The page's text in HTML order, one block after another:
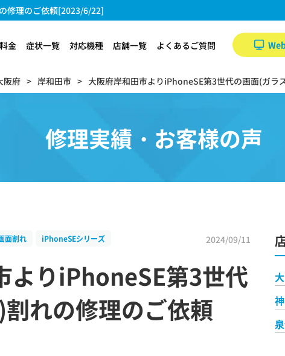
修理のご依頼[2023/6/22]
金 症状一覧 対応機種 店舗一覧 よくあるご質問
阪府 岸和田市 大阪府岸和田市よりiPhoneSE第3世代の画面(ガ
修理実績・お客様の声
面割れ iPhoneSEシリーズ 2024/09/11
よりiPhoneSE第3世代
れの修理のご依頼